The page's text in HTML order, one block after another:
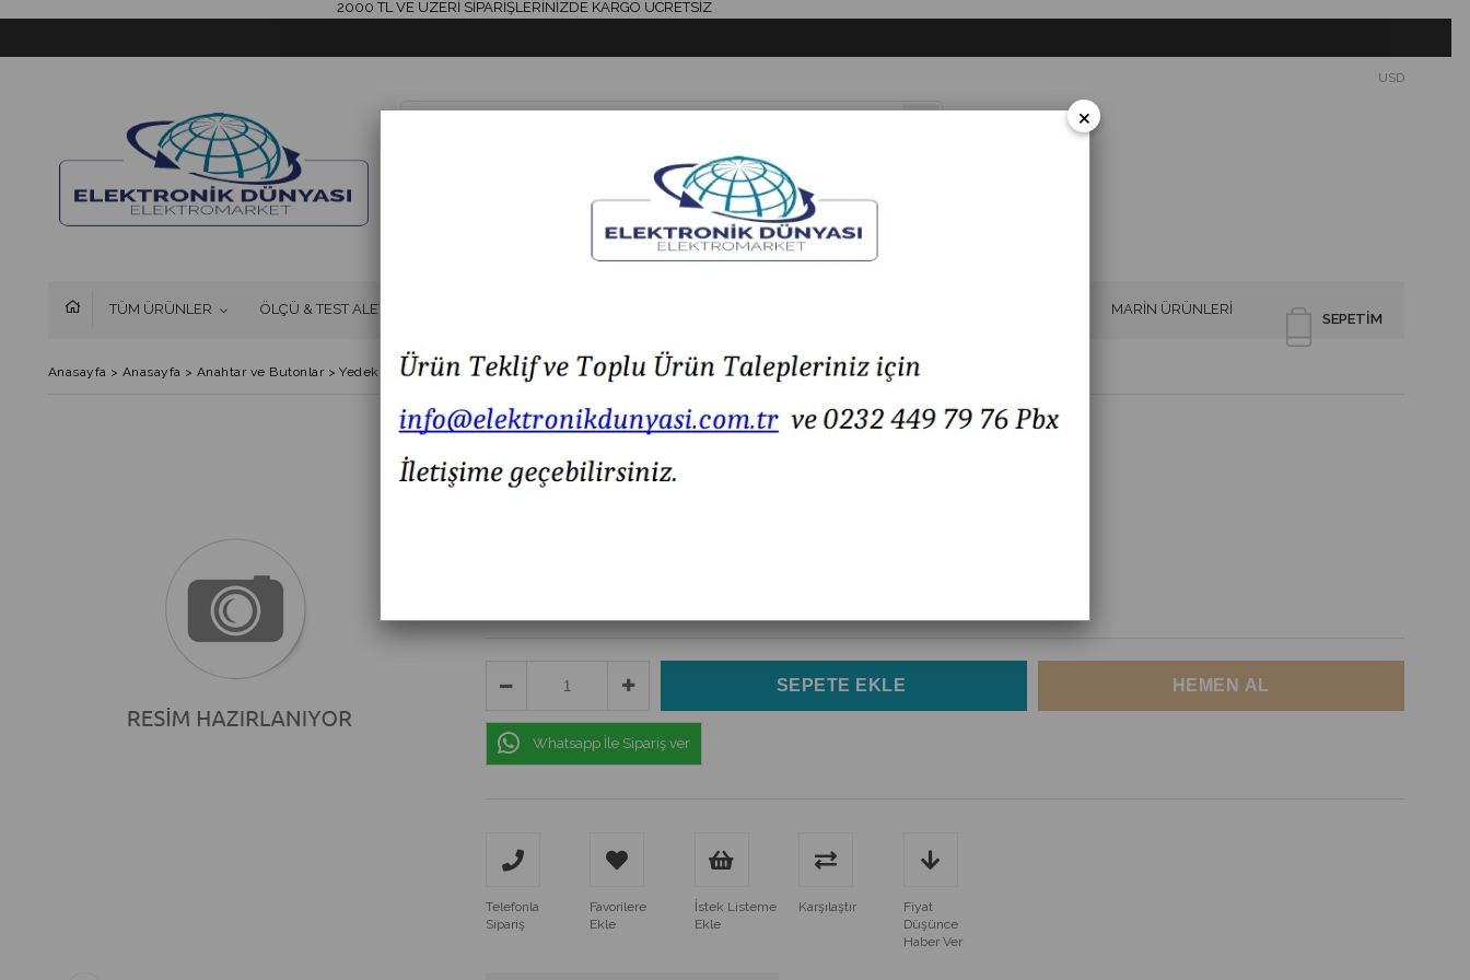
2000 TL VE ÜZERİ SİPARİŞLERİNİZDE KARGO ÜCRETSİZ
USD
SEPETIM
TÜM ÜRÜNLER ÖLÇÜ & TEST ALETLERİ MARİN ÜRÜNLERİ
Anasayfa > Anasayfa > Anahtar ve Butonlar> Yedek Buton Rozeti Siyah/Beyaz Çift Hızlı Vinç Butonu
Yedek Buton Rozeti Siyah/Beyaz Çift Hızlı Vinç Butonu
Whatsapp İle Sipariş ver
Telefonla
Sipariş
Favorilere
Ekle
İstek Listeme
Ekle
Karşılaştır
Fiyat
Düşünce
Haber Ver
×